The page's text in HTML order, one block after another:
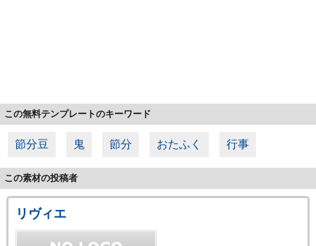
この無料テンプレートのキーワード
節分豆 鬼 節分 おたふく 行事
この素材の投稿者
リヴィエ